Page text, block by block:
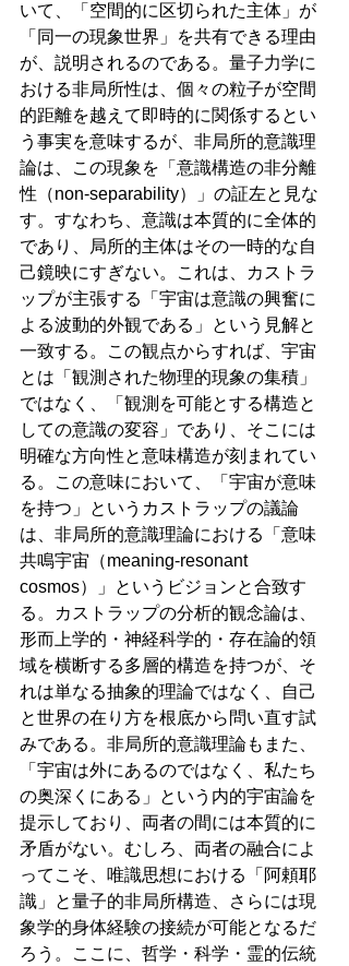
いて、「空間的に区切られた主体」が
「同一の現象世界」を共有できる理由
が、説明されるのである。量子力学に
おける非局所性は、個々の粒子が空間
的距離を越えて即時的に関係するとい
う事実を意味するが、非局所的意識理
論は、この現象を「意識構造の非分離
性（non-separability）」の証左と見な
す。すなわち、意識は本質的に全体的
であり、局所的主体はその一時的な自
己鏡映にすぎない。これは、カストラ
ップが主張する「宇宙は意識の興奮に
よる波動的外観である」という見解と
一致する。この観点からすれば、宇宙
とは「観測された物理的現象の集積」
ではなく、「観測を可能とする構造と
しての意識の変容」であり、そこには
明確な方向性と意味構造が刻まれてい
る。この意味において、「宇宙が意味
を持つ」というカストラップの議論
は、非局所的意識理論における「意味
共鳴宇宙（meaning-resonant
cosmos）」というビジョンと合致す
る。カストラップの分析的観念論は、
形而上学的・神経科学的・存在論的領
域を横断する多層的構造を持つが、そ
れは単なる抽象的理論ではなく、自己
と世界の在り方を根底から問い直す試
みである。非局所的意識理論もまた、
「宇宙は外にあるのではなく、私たち
の奥深くにある」という内的宇宙論を
提示しており、両者の間には本質的に
矛盾がない。むしろ、両者の融合によ
ってこそ、唯識思想における「阿頼耶
識」と量子的非局所構造、さらには現
象学的身体経験の接続が可能となるだ
ろう。ここに、哲学・科学・霊的伝統